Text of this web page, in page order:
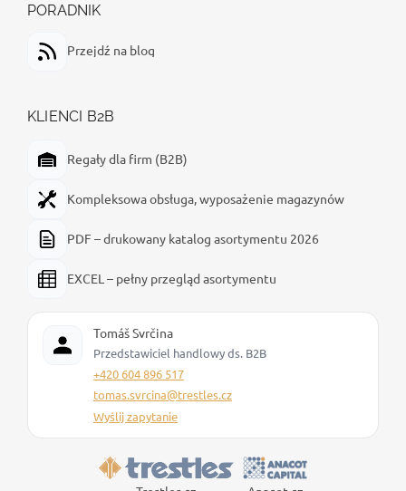
PORADNIK
Przejdź na blog
KLIENCI B2B
Regały dla firm (B2B)
Kompleksowa obsługa, wyposażenie magazynów
PDF – drukowany katalog asortymentu 2026
EXCEL – pełny przegląd asortymentu
Tomáš Svrčina
Przedstawiciel handlowy ds. B2B
+420 604 896 517
tomas.svrcina@trestles.cz
Wyślij zapytanie